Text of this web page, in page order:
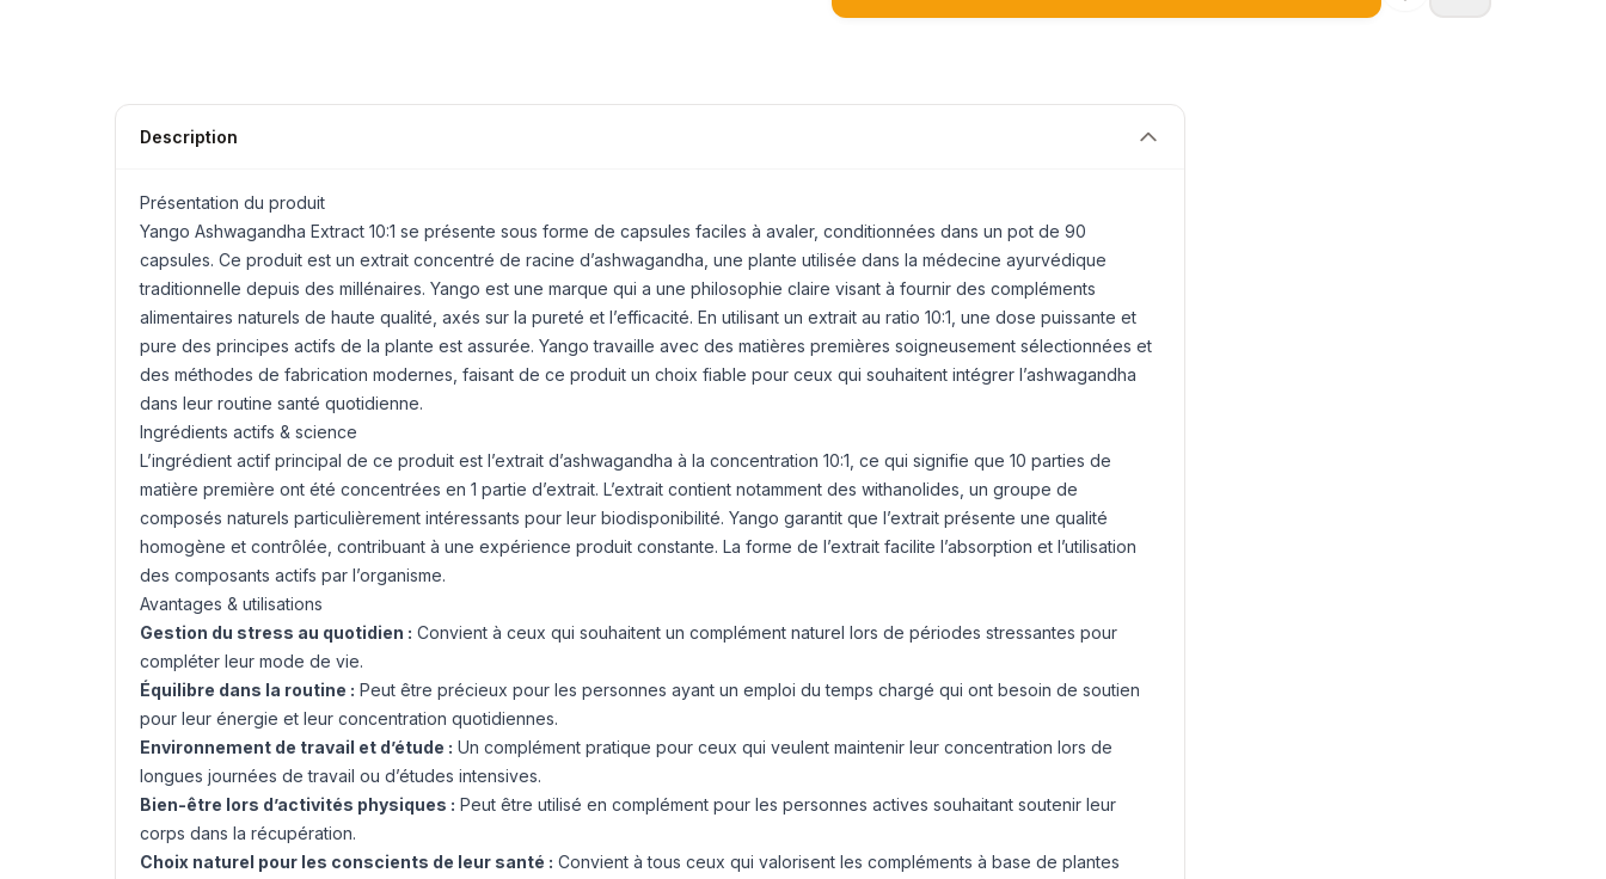
Description
Présentation du produit
Yango Ashwagandha Extract 10:1 se présente sous forme de capsules faciles à avaler, conditionnées dans un pot de 90
capsules. Ce produit est un extrait concentré de racine d’ashwagandha, une plante utilisée dans la médecine ayurvédique
traditionnelle depuis des millénaires. Yango est une marque qui a une philosophie claire visant à fournir des compléments
alimentaires naturels de haute qualité, axés sur la pureté et l’efficacité. En utilisant un extrait au ratio 10:1, une dose puissante et
pure des principes actifs de la plante est assurée. Yango travaille avec des matières premières soigneusement sélectionnées et
des méthodes de fabrication modernes, faisant de ce produit un choix fiable pour ceux qui souhaitent intégrer l’ashwagandha
dans leur routine santé quotidienne.
Ingrédients actifs & science
L’ingrédient actif principal de ce produit est l’extrait d’ashwagandha à la concentration 10:1, ce qui signifie que 10 parties de
matière première ont été concentrées en 1 partie d’extrait. L’extrait contient notamment des withanolides, un groupe de
composés naturels particulièrement intéressants pour leur biodisponibilité. Yango garantit que l’extrait présente une qualité
homogène et contrôlée, contribuant à une expérience produit constante. La forme de l’extrait facilite l’absorption et l’utilisation
des composants actifs par l’organisme.
Avantages & utilisations
Gestion du stress au quotidien : Convient à ceux qui souhaitent un complément naturel lors de périodes stressantes pour
compléter leur mode de vie.
Équilibre dans la routine : Peut être précieux pour les personnes ayant un emploi du temps chargé qui ont besoin de soutien
pour leur énergie et leur concentration quotidiennes.
Environnement de travail et d’étude : Un complément pratique pour ceux qui veulent maintenir leur concentration lors de
longues journées de travail ou d’études intensives.
Bien-être lors d’activités physiques : Peut être utilisé en complément pour les personnes actives souhaitant soutenir leur
corps dans la récupération.
Choix naturel pour les conscients de leur santé : Convient à tous ceux qui valorisent les compléments à base de plantes